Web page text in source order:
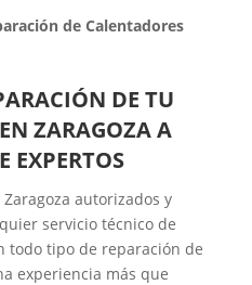
de Calentadores
DE TU
ZARAGOZA A
EXPERTOS
autorizados y
servicio técnico de
todo tipo de reparación de
experiencia más que